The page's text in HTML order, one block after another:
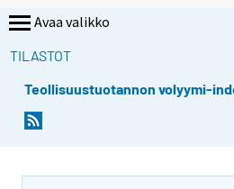
Avaa valikko
TILASTOT
Teollisuustuotannon volyymi-